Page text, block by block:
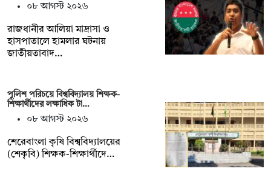
০৮ আগস্ট ২০২৬
রাজধানীর আলিয়া মাদ্রাসা ও
হাসপাতালে হামলার ঘটনায়
জাতীয়তাবাদ…
পুলিশ পরিচয়ে বিশ্ববিদ্যালয় শিক্ষক-
শিক্ষার্থীদের লক্ষাধিক টা…
০৮ আগস্ট ২০২৬
শেরেবাংলা কৃষি বিশ্ববিদ্যালয়ের
(শেকৃবি) শিক্ষক-শিক্ষার্থীদে…